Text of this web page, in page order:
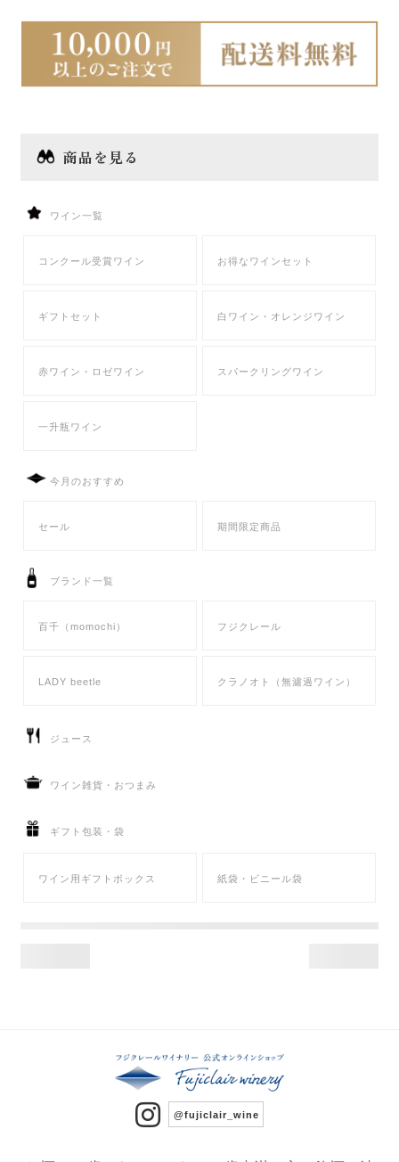
商品を見る
ワイン一覧
コンクール受賞ワイン お得なワインセット
ギフトセット 白ワイン・オレンジワイン
赤ワイン・ロゼワイン スパークリングワイン
一升瓶ワイン
今月のおすすめ
セール 期間限定商品
ブランド一覧
百千（momochi） フジクレール
LADY beetle クラノオト（無濾過ワイン）
ジュース
ワイン雑貨・おつまみ
ギフト包装・袋
ワイン用ギフトボックス 紙袋・ビニール袋
@fujiclair_wine